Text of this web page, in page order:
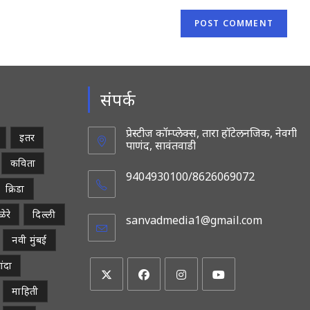
इतर
कविता
क्रिडा
दिल्ली
नवी मुंबई
माहिती
संपर्क
प्रेस्टीज कॉम्प्लेक्स, तारा हॉटेलनजिक, नेवगी
पाणंद, सावंतवाडी
9404930100/8626069072
sanvadmedia1@gmail.com